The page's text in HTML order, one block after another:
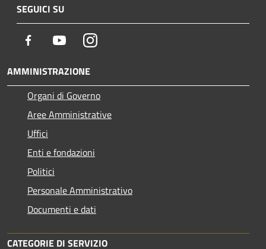
SEGUICI SU
Facebook YoutubeInstagram
AMMINISTRAZIONE
Organi di Governo
Aree Amministrative
Uffici
Enti e fondazioni
Politici
Personale Amministrativo
Documenti e dati
CATEGORIE DI SERVIZIO